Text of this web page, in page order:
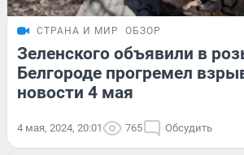
СТРАНА И МИР ОБЗОР
Зеленского объявили в
Белгороде прогремел
новости 4 мая
4 мая, 2024, 20:01 765 Обсудить